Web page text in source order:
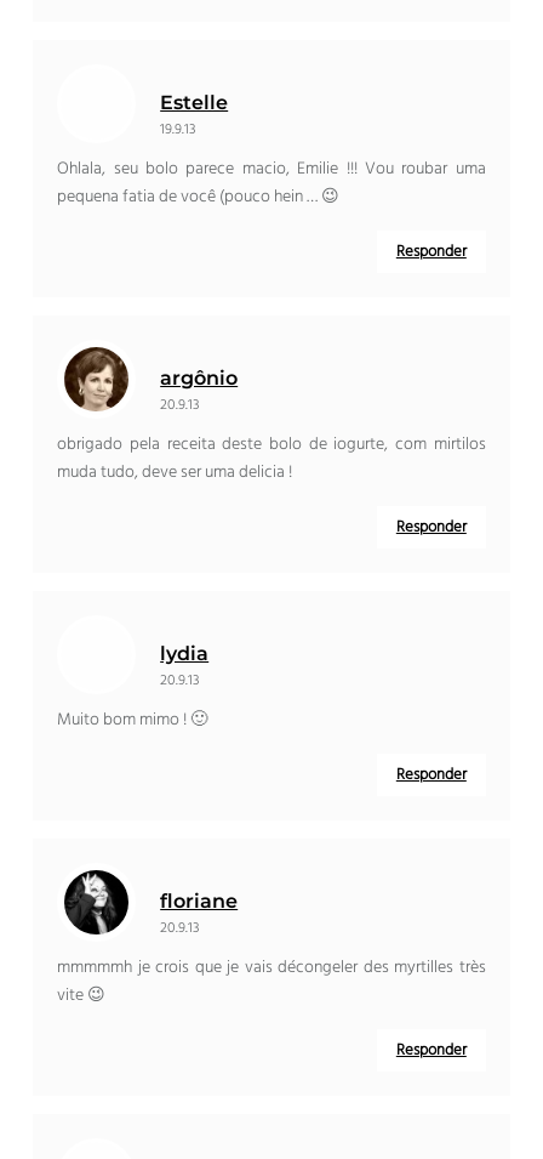
Estelle
19.9.13
Ohlala, seu bolo parece macio, Emilie !!! Vou roubar uma
pequena fatia de você (pouco hein … 😉
Responder
argônio
20.9.13
obrigado pela receita deste bolo de iogurte, com mirtilos
muda tudo, deve ser uma delicia !
Responder
lydia
20.9.13
Muito bom mimo ! 🙂
Responder
floriane
20.9.13
mmmmmh je crois que je vais décongeler des myrtilles très
vite 😉
Responder